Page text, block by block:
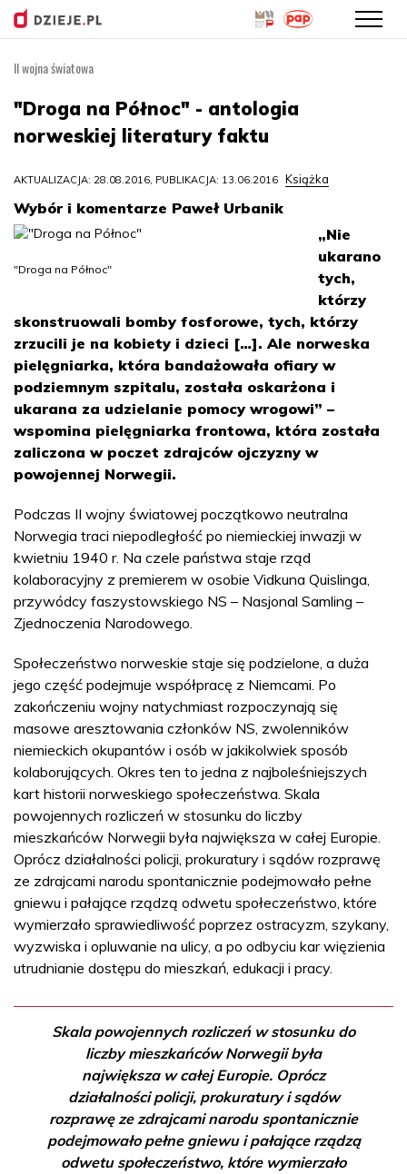
treści
II wojna światowa
"Droga na Północ" - antologia
norweskiej literatury faktu
AKTUALIZACJA: 28.08.2016, PUBLIKACJA: 13.06.2016 Książka
Wybór i komentarze Paweł Urbanik
"Droga na Północ"
„Nie
ukarano
tych,
którzy
skonstruowali bomby fosforowe, tych, którzy
zrzucili je na kobiety i dzieci […]. Ale norweska
pielęgniarka, która bandażowała ofiary w
podziemnym szpitalu, została oskarżona i
ukarana za udzielanie pomocy wrogowi” –
wspomina pielęgniarka frontowa, która została
zaliczona w poczet zdrajców ojczyzny w
powojennej Norwegii.
Podczas II wojny światowej początkowo neutralna
Norwegia traci niepodległość po niemieckiej inwazji w
kwietniu 1940 r. Na czele państwa staje rząd
kolaboracyjny z premierem w osobie Vidkuna Quislinga,
przywódcy faszystowskiego NS – Nasjonal Samling –
Zjednoczenia Narodowego.
Społeczeństwo norweskie staje się podzielone, a duża
jego część podejmuje współpracę z Niemcami. Po
zakończeniu wojny natychmiast rozpoczynają się
masowe aresztowania członków NS, zwolenników
niemieckich okupantów i osób w jakikolwiek sposób
kolaborujących. Okres ten to jedna z najboleśniejszych
kart historii norweskiego społeczeństwa. Skala
powojennych rozliczeń w stosunku do liczby
mieszkańców Norwegii była największa w całej Europie.
Oprócz działalności policji, prokuratury i sądów rozprawę
ze zdrajcami narodu spontanicznie podejmowało pełne
gniewu i pałające rządzą odwetu społeczeństwo, które
wymierzało sprawiedliwość poprzez ostracyzm, szykany,
wyzwiska i opluwanie na ulicy, a po odbyciu kar więzienia
utrudnianie dostępu do mieszkań, edukacji i pracy.
Skala powojennych rozliczeń w stosunku do
liczby mieszkańców Norwegii była
największa w całej Europie. Oprócz
działalności policji, prokuratury i sądów
rozprawę ze zdrajcami narodu spontanicznie
podejmowało pełne gniewu i pałające rządzą
odwetu społeczeństwo, które wymierzało